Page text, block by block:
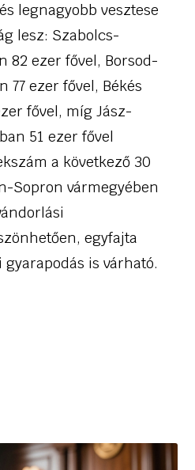
legnagyobb vesztese
lesz: Szabolcs-
82 ezer fővel, Borsod-
77 ezer fővel, Békés
fővel, míg Jász-
51 ezer fővel
a következő 30
Sopron vármegyében
egyfajta
is várható.